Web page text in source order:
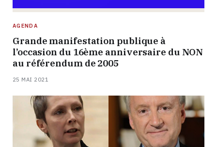
AGENDA
Grande manifestation publique à
l’occasion du 16ème anniversaire du NON
au référendum de 2005
25 MAI 2021